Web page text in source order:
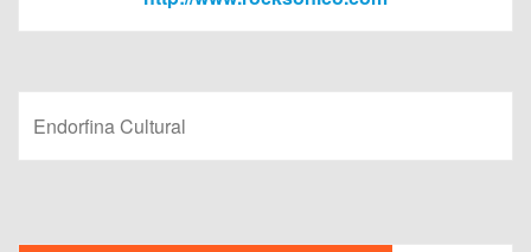
Endorfina Cultural